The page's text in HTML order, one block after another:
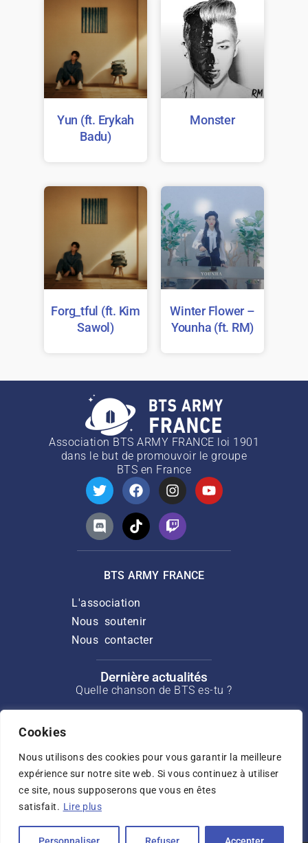
Cookies
Nous utilisons des cookies pour vous garantir la meilleure
expérience sur notre site web. Si vous continuez à utiliser
ce site, nous supposerons que vous en êtes
satisfait. Lire plus
Yun (ft. Erykah
Badu)
Monster
Forg_tful (ft. Kim
Sawol)
Winter Flower –
Younha (ft. RM)
Association BTS ARMY FRANCE loi 1901
dans le but de promouvoir le groupe
BTS en France
BTS ARMY FRANCE
L'association
Nous soutenir
Nous contacter
Dernière actualités
Quelle chanson de BTS es-tu ?
Interview de J-Hope pour Rolling Stone
de mars 2025
Interview de Jin pour USA Today de mai